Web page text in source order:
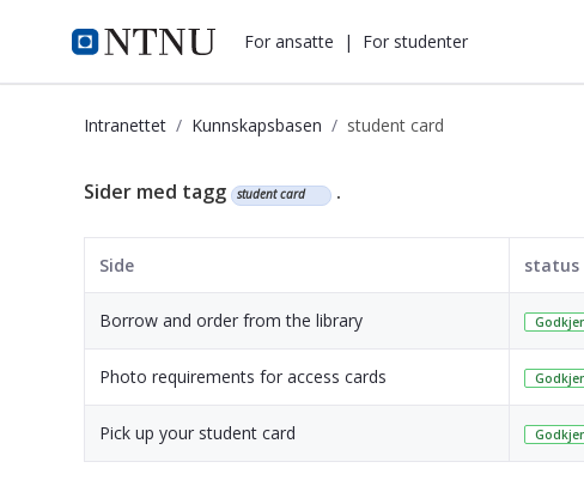
i.ntnu.no For ansatte | For studenter
Intranettet Kunnskapsbasen student card
Kunnskapsbasen
Sider med tagg student card .
Side status
Borrow and order from the library
Photo requirements for access cards
Pick up your student card